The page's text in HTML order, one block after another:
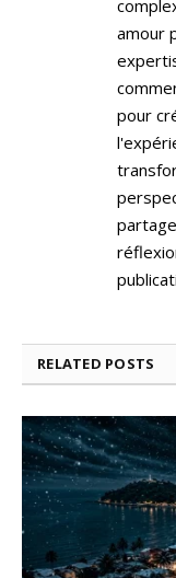
amour
pour
RELATED POSTS